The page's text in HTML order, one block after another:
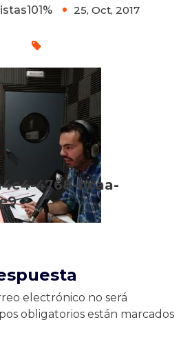
25, Oct, 2017
4768-bcaa-
electrónico no será
obligatorios están marcados